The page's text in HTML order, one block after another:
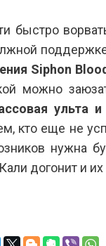
быстро
Siphon Blood
можно
ульта
кто еще не
нужна
догонит и